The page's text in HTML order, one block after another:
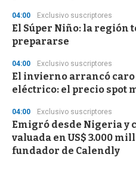
04:00 Exclusivo suscriptores
El Súper Niño: la región
prepararse
04:00 Exclusivo suscriptores
El invierno arrancó
eléctrico: el precio spot
04:00 Exclusivo suscriptores
Emigró desde Nigeria y
valuada en US$ 3.000
fundador de Calendly